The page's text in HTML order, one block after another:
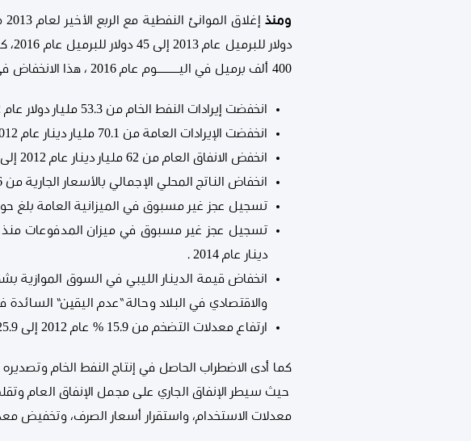
ومنذ
400 ألف برميل في اليـــــــــوم عام 2016 ، هذا الانخفاض في أسعار النفط ومعدلات انتاجه انعكس سلباً على وضع الاقتصاد الليبي حيث :
انخفضت إيرادات النفط الخام من 53.3 مليار دولار عام 2012 إلى 4.8 مليار دولار عام 2016 .
انخفضت الإيرادات العامة من 70.1 مليار دينار عام 2012 إلى 8.6 مليار دينار عام 2016 .
انخفض الانفاق العام من 62 مليار دينار عام 2012 إلى 28.8 مليار دينار عام 2016 .
انخفاض الناتج المحلي الإجمالي بالأسعار الجارية من 112.6 مليار دينار عام 2012 إلى 21.3 مليار دينار عام 2016 .
تسجيل عجز غير مسبوق في الميزانية العامة بلغ حوالي 20.2 مليار دينار عام
دينار عام 2014 .
انخفاض قيمة الدينار الليبي في السوق
والاقتصادي في البلاد وحالة “عدم اليقين” السائدة
ارتفاع معدلات التضخم من 15.9 % عام 2012 إلى 25.9% عام 2016 .
كما أدى الاضطراب الحاصل في إنتاج النفط الخام
حيث سيطر الإنفاق الجاري على مجمل الإنفاق العام
معدلات الاستخدام، واستقرار أسعار الصرف، وتخفيض